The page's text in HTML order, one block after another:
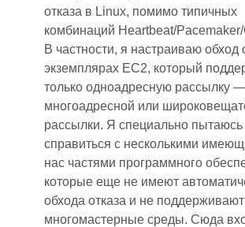
отказа в Linux, помимо типичных
комбинаций Heartbeat/
В частности, я настраиваю обход
экземплярах EC2, который
только одноадресную рассылку
многоадресной или
рассылки. Я специально пытаюсь
справиться с несколькими
нас частями программного
которые еще не имеют
обхода отказа и не поддерживают
многомастерные среды. Сюда